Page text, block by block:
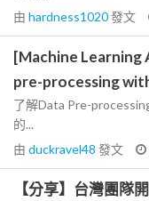
由 hardness1020發文
[Machine Learning
pre-processing
了解Data Pre-
的...
由 duckravel48 發文
【分享】台灣團隊